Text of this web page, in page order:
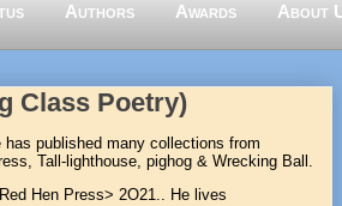
Authors Awards About
Class Poetry)
has published many collections from
Tall-lighthouse, pighog & Wrecking Ball.
Hen Press> 2O21.. He lives